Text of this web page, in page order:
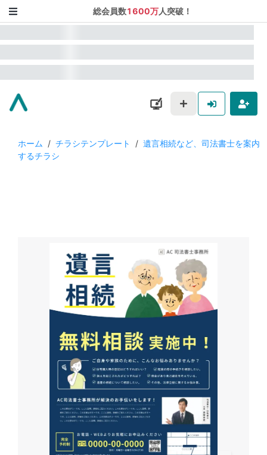
総会員数1600万人突破！
ホーム / チラシテンプレート / 遺言相続など、司法書士を案内
するチラシ